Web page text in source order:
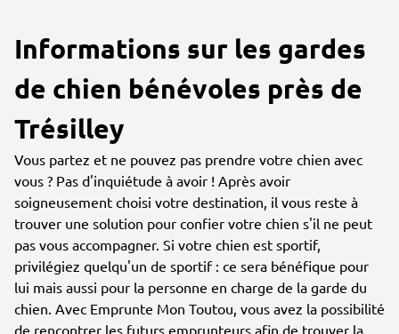
Informations sur les gardes
de chien bénévoles près de
Trésilley
Vous partez et ne pouvez pas prendre votre chien avec
vous ? Pas d'inquiétude à avoir ! Après avoir
soigneusement choisi votre destination, il vous reste à
trouver une solution pour confier votre chien s'il ne peut
pas vous accompagner. Si votre chien est sportif,
privilégiez quelqu'un de sportif : ce sera bénéfique pour
lui mais aussi pour la personne en charge de la garde du
chien. Avec Emprunte Mon Toutou, vous avez la possibilité
de rencontrer les futurs emprunteurs afin de trouver la